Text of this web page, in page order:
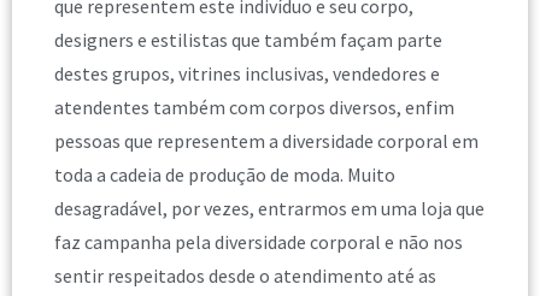
que representem este indivíduo e seu corpo,
designers e estilistas que também façam parte
destes grupos, vitrines inclusivas, vendedores e
atendentes também com corpos diversos, enfim
pessoas que representem a diversidade corporal em
toda a cadeia de produção de moda. Muito
desagradável, por vezes, entrarmos em uma loja que
faz campanha pela diversidade corporal e não nos
sentir respeitados desde o atendimento até as